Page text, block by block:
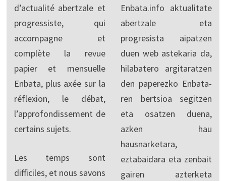
d’actualité abertzale et
progressiste, qui
accompagne et
complète la revue
papier et mensuelle
Enbata, plus axée sur la
réflexion, le débat,
l’approfondissement de
certains sujets.
Les temps sont
difficiles, et nous savons
Enbata.info aktualitate
abertzale eta
progresista aipatzen
duen web astekaria da,
hilabatero argitaratzen
den paperezko Enbata-
ren bertsioa segitzen
eta osatzen duena,
azken hau
hausnarketara,
eztabaidara eta zenbait
gairen azterketa